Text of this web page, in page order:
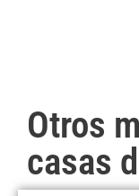
Otros
casas